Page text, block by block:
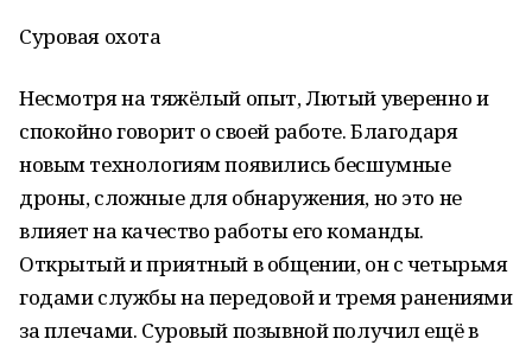
Суровая охота
Несмотря на тяжёлый опыт, Лютый уверенно и
спокойно говорит о своей работе. Благодаря
новым технологиям появились бесшумные
дроны, сложные для обнаружения, но это не
влияет на качество работы его команды.
Открытый и приятный в общении, он с четырьмя
годами службы на передовой и тремя ранениями
за плечами. Суровый позывной получил ещё в